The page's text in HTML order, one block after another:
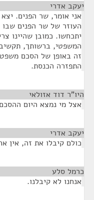
יעקב אדרי
אני אומר, שר הפנים.
העוזר של שר הפנים שבו
יתכחשו. כמובן שהיינו
המשפטי, ברשותך,
זה באופן של הסכם
התפזרה הכנסת.
היו"ר דוד אזולאי
אצל מי נמצא היום
יעקב אדרי
כולם קיבלו את זה, אין
כרמל סלע
אנחנו לא קיבלנו.